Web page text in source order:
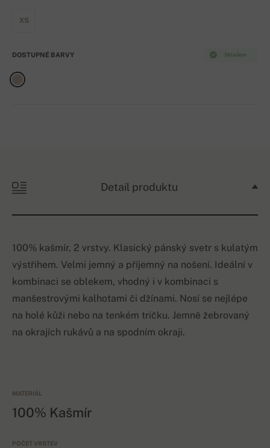
XS
Skladem
DOSTUPNÉ BARVY
Detail produktu
100% kašmír, 2 vrstvy. Klasický pánský svetr s kulatým
výstřihem. Velmi jemný a příjemný na nošení. Ideální v
kombinaci se oblekem, vhodný i v kombinaci s
manšestrovými kalhotami či džínami. Nosí se nejlépe
na holé kůži nebo na tenkém tričku. Jemně žebrovaný
na okrajích rukávů a na spodním okraji.
MATERIÁL
100% Kašmír
POČET VRSTEV